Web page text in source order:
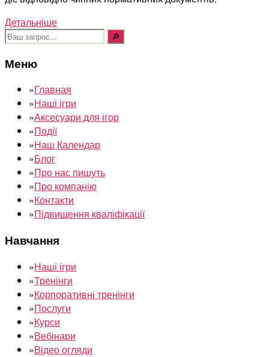
Детальніше
Шукати:
Меню
»Главная
»Наші ігри
»Аксесуари для ігор
»Події
»Наш Календар
»Блог
»Про нас пишуть
»Про компанію
»Контакти
»Підвищення кваліфікації
Навчання
»Наші ігри
»Тренінги
»Корпоративні тренінги
»Послуги
»Курси
»Вебінари
»Відео огляди